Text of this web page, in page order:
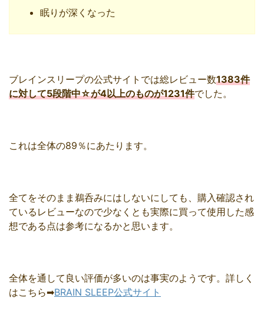
眠りが深くなった
ブレインスリープの公式サイトでは総レビュー数1383件
に対して5段階中☆が4以上のものが1231件でした。
これは全体の89％にあたります。
全てをそのまま鵜呑みにはしないにしても、購入確認され
ているレビューなので少なくとも実際に買って使用した感
想である点は参考になるかと思います。
全体を通して良い評価が多いのは事実のようです。詳しく
はこちら➡BRAIN SLEEP公式サイト